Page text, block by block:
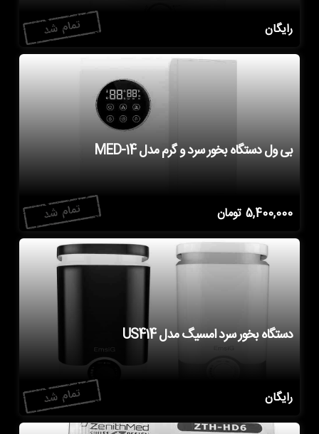
رایگان
بی ول دستگاه بخور سرد و گرم مدل MED-14
5,400,000 تومان
دستگاه بخور سرد امسیگ مدل US414
رایگان